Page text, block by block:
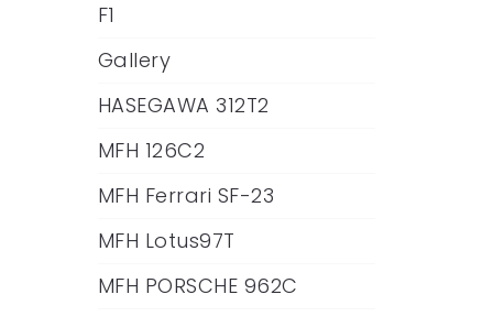
F1
Gallery
HASEGAWA 312T2
MFH 126C2
MFH Ferrari SF-23
MFH Lotus97T
MFH PORSCHE 962C